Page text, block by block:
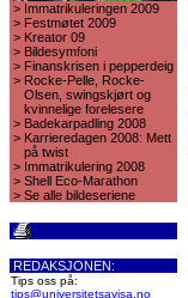
> Immatrikuleringen 2009
> Festmøtet 2009
> Kreator 09
> Bildesymfoni
> Finanskrisen i pepperdeig
> Rocke-Pelle, Rocke-
Olsen, swingskjørt og
kvinnelige forelesere
> Badekarpadling 2008
> Karrieredagen 2008: Mett
på twist
> Immatrikulering 2008
> Shell Eco-Marathon
> Se alle bildeseriene
REDAKSJONEN:
Tips oss på:
tips@universitetsavisa.no